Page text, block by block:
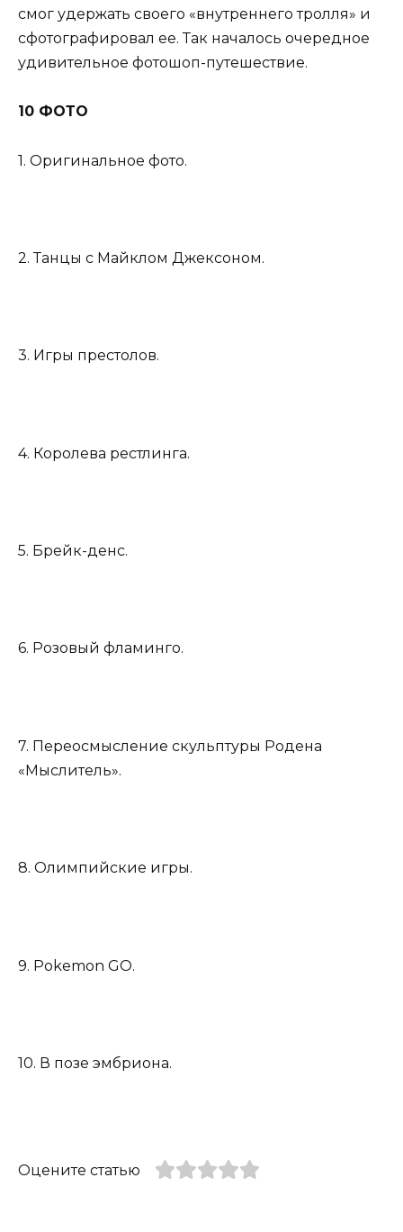
смог удержать своего «внутреннего тролля» и
сфотографировал ее. Так началось очередное
удивительное фотошоп-путешествие.
10 ФОТО
1. Оригинальное фото.
2. Танцы с Майклом Джексоном.
3. Игры престолов.
4. Королева рестлинга.
5. Брейк-денс.
6. Розовый фламинго.
7. Переосмысление скульптуры Родена
«Мыслитель».
8. Олимпийские игры.
9. Pokemon GO.
10. В позе эмбриона.
Оцените статью